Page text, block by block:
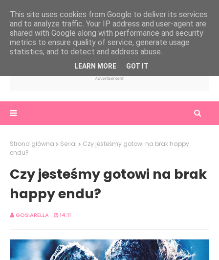
Strona główna Serial
Czy jesteśmy gotowi na brak happy
endu?
Czy jesteśmy gotowi na brak
happy endu?
GOSIARELLA 14:11
This site uses cookies from Google to deliver its services
and to analyze traffic. Your IP address and user-agent are
shared with Google along with performance and security
metrics to ensure quality of service, generate usage
statistics, and to detect and address abuse.
LEARN MORE GOT IT